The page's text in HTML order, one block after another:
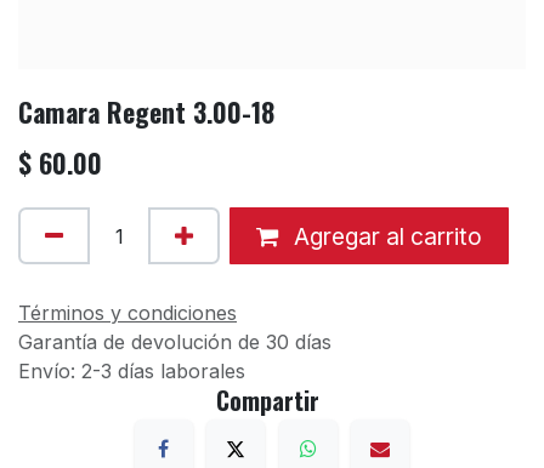
Camara Regent 3.00-18
$ 60.00
Agregar al carrito
Términos y condiciones
Garantía de devolución de 30 días
Envío: 2-3 días laborales
Compartir